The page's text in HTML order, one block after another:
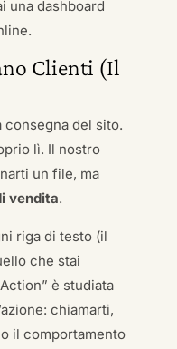
una dashboard
Clienti (Il
consegna del sito.
lì. Il nostro
un file, ma
vendita.
riga di testo (il
che stai
è studiata
chiamarti,
il comportamento